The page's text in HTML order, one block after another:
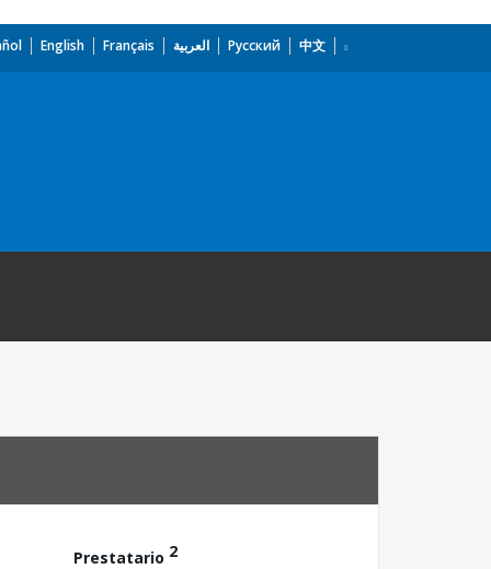
English Français العربية Русский 中文
Prestatario 2